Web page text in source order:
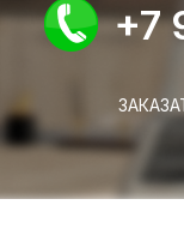
+7